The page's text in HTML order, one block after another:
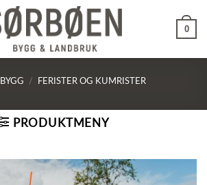
0
BYGG / FERISTER OG KUMRISTER
PRODUKTMENY